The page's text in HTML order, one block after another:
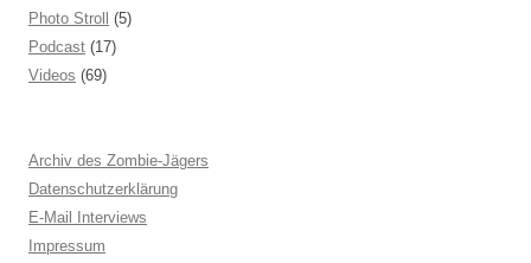
Photo Stroll
(5)
Podcast (17)
Videos (69)
Archiv des Zombie-Jägers
Datenschutzerklärung
E-Mail Interviews
Impressum